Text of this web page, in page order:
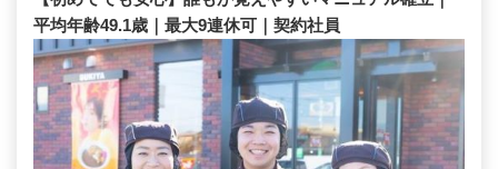
平均年齢49.1歳｜最大9連休可｜契約社員